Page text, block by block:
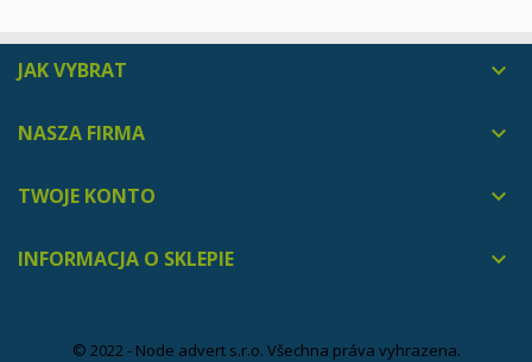
JAK VYBRAT 
NASZA FIRMA 
TWOJE KONTO 
INFORMACJA O SKLEPIE 
© 2022 - Node advert s.r.o. Všechna práva vyhrazena.